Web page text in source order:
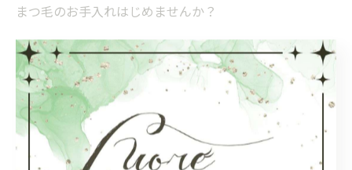
まつ毛のお手入れはじめませんか？
#大分市#まつげ#ヘッドスパ#よもぎ蒸し#ラッシュアデ
ィクト正規取扱店
大分駅近くで受けるヘッドスパ